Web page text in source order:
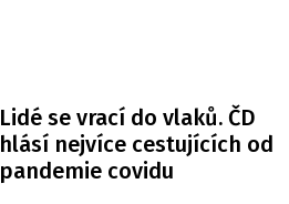
Lidé se vrací do vlaků. ČD
hlásí nejvíce cestujících od
pandemie covidu